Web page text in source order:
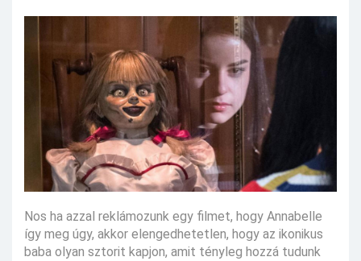
Nos ha azzal reklámozunk egy filmet, hogy Annabelle
így meg úgy, akkor elengedhetetlen, hogy az ikonikus
baba olyan sztorit kapjon, amit tényleg hozzá tudunk